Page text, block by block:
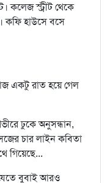
কলেজ স্ট্রীট থেকে
কফি হাউসে বসে
একটু রাত হয়ে গেল
ঢুকে অনুসন্ধান,
চার লাইন কবিতা
গিয়েছে...
বুবাই আরও